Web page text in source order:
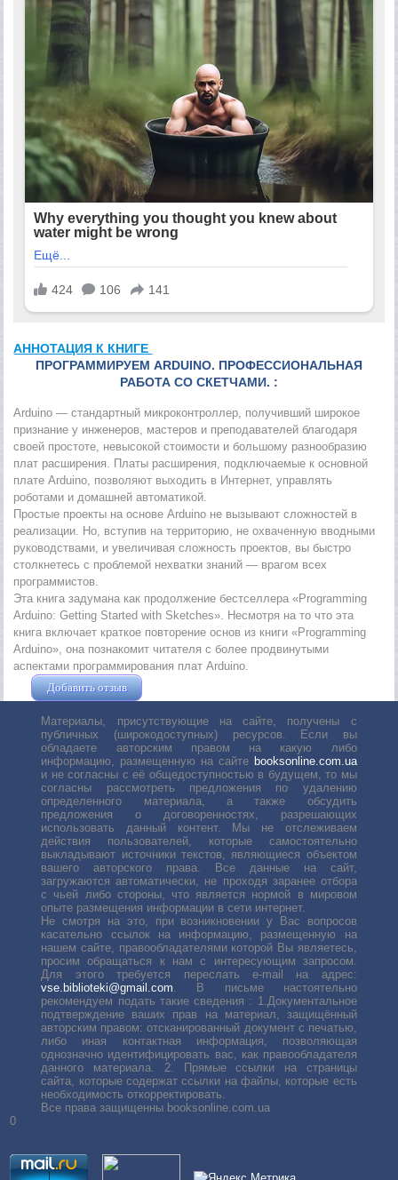
АННОТАЦИЯ К КНИГЕ
ПРОГРАММИРУЕМ ARDUINO. ПРОФЕССИОНАЛЬНАЯ
РАБОТА СО СКЕТЧАМИ. :
Arduino — стандартный микроконтроллер, получивший широкое
признание у инженеров, мастеров и преподавателей благодаря
своей простоте, невысокой стоимости и большому разнообразию
плат расширения. Платы расширения, подключаемые к основной
плате Arduino, позволяют выходить в Интернет, управлять
роботами и домашней автоматикой.
Простые проекты на основе Arduino не вызывают сложностей в
реализации. Но, вступив на территорию, не охваченную вводными
руководствами, и увеличивая сложность проектов, вы быстро
столкнетесь с проблемой нехватки знаний — врагом всех
программистов.
Эта книга задумана как продолжение бестселлера «Programming
Arduino: Getting Started with Sketches». Несмотря на то что эта
книга включает краткое повторение основ из книги «Programming
Arduino», она познакомит читателя с более продвинутыми
аспектами программирования плат Arduino.
Добавить отзыв
Материалы, присутствующие на сайте, получены с
публичных (широкодоступных) ресурсов. Если вы
обладаете авторским правом на какую либо
информацию, размещенную на сайте booksonline.com.ua
и не согласны с её общедоступностью в будущем, то мы
согласны рассмотреть предложения по удалению
определенного материала, а также обсудить
предложения о договоренностях, разрешающих
использовать данный контент. Мы не отслеживаем
действия пользователей, которые самостоятельно
выкладывают источники текстов, являющиеся объектом
вашего авторского права. Все данные на сайт,
загружаются автоматически, не проходя заранее отбора
с чьей либо стороны, что является нормой в мировом
опыте размещения информации в сети интернет.
Не смотря на это, при возникновении у Вас вопросов
касательно ссылок на информацию, размещенную на
нашем сайте, правообладателями которой Вы являетесь,
просим обращаться к нам с интересующим запросом.
Для этого требуется переслать е-mail на адрес:
vse.biblioteki@gmail.com. В письме настоятельно
рекомендуем подать такие сведения : 1.Документальное
подтверждение ваших прав на материал, защищённый
авторским правом: отсканированный документ с печатью,
либо иная контактная информация, позволяющая
однозначно идентифицировать вас, как правообладателя
данного материала. 2. Прямые ссылки на страницы
сайта, которые содержат ссылки на файлы, которые есть
необходимость откорректировать.
Все права защищенны booksonline.com.ua
0